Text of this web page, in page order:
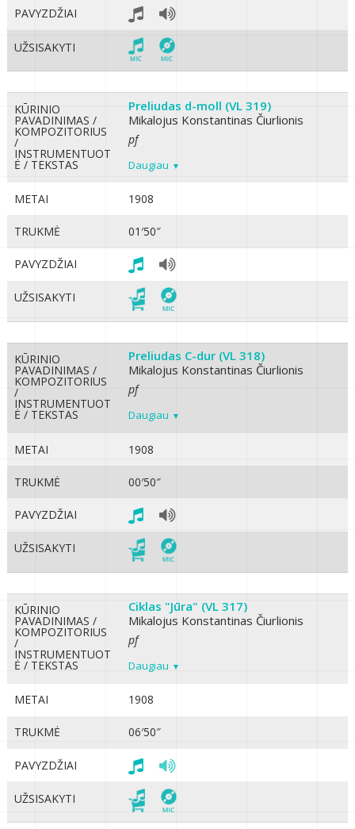
PAVYZDŽIAI
UŽSISAKYTI
KŪRINIO
PAVADINIMAS /
KOMPOZITORIUS
/
INSTRUMENTUOT
Ė / TEKSTAS
Preliudas d-moll (VL 319)
Mikalojus Konstantinas Čiurlionis
pf
Daugiau
METAI 1908
TRUKMĖ 01′50″
PAVYZDŽIAI
UŽSISAKYTI
KŪRINIO
PAVADINIMAS /
KOMPOZITORIUS
/
INSTRUMENTUOT
Ė / TEKSTAS
Preliudas C-dur (VL 318)
Mikalojus Konstantinas Čiurlionis
pf
Daugiau
METAI 1908
TRUKMĖ 00′50″
PAVYZDŽIAI
UŽSISAKYTI
KŪRINIO
PAVADINIMAS /
KOMPOZITORIUS
/
INSTRUMENTUOT
Ė / TEKSTAS
Ciklas "Jūra" (VL 317)
Mikalojus Konstantinas Čiurlionis
pf
Daugiau
METAI 1908
TRUKMĖ 06′50″
PAVYZDŽIAI
UŽSISAKYTI